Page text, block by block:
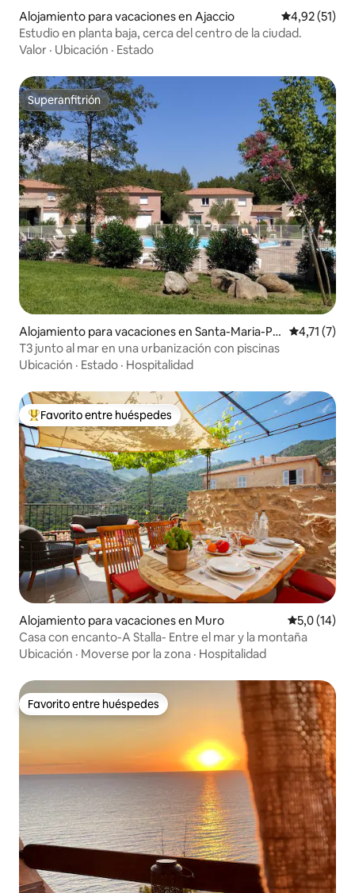
Alojamiento para vacaciones en Ajaccio Calificación
4,92 (51)
Estudio en planta baja, cerca del centro de la ciudad.
Valor · Ubicación · Estado
Superanfitrión
Superanfitrión
Alojamiento para vacaciones en Santa-Maria-Po
ggio
Calificación
4,71 (7)
T3 junto al mar en una urbanización con piscinas
Ubicación · Estado · Hospitalidad
Favorito entre los huéspedes más destacados
Favorito entre huéspedes
Alojamiento para vacaciones en Muro Calificación
5,0 (14)
Casa con encanto-A Stalla- Entre el mar y la montaña
Ubicación · Moverse por la zona · Hospitalidad
Favorito entre huéspedes
Favorito entre huéspedes